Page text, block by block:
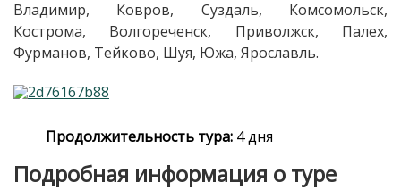
Владимир, Ковров, Суздаль, Комсомольск,
Кострома, Волгореченск, Приволжск, Палех,
Фурманов, Тейково, Шуя, Южа, Ярославль.
Продолжительность тура: 4 дня
Подробная информация о туре